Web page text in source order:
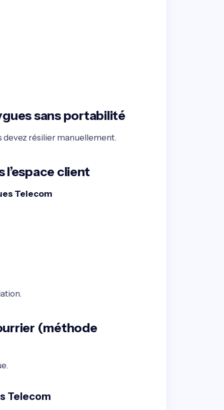
sans portabilité
devez résilier manuellement.
l’espace client
Telecom
(méthode
Telecom